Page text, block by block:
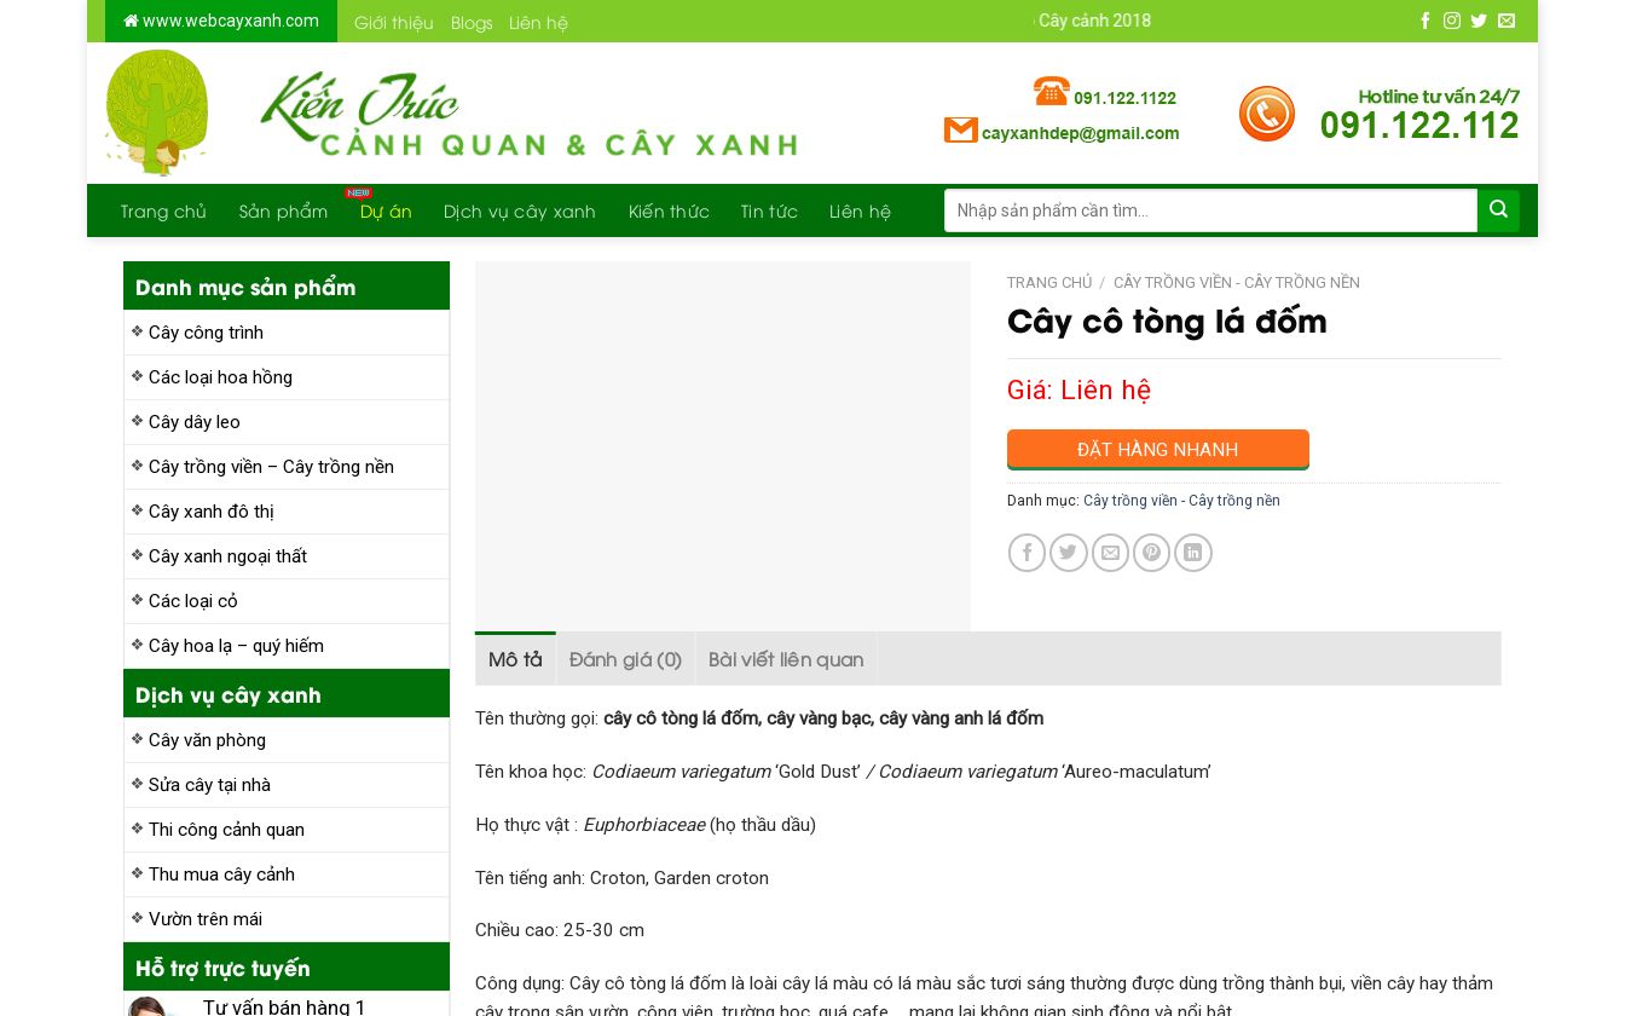
to
content
www.webcayxanh.com Giới thiệu Blogs Liên hệ Chào mừng bạn đến với mẫu web Cây cảnh 2018
Trang chủ Sản phẩm Dự án Dịch vụ cây xanh Kiến thức Tin tức Liên hệ
kiếm:
Danh mục sản phẩm
Cây công trình
Các loại hoa hồng
Cây dây leo
Cây trồng viền – Cây trồng nền
Cây xanh đô thị
Cây xanh ngoại thất
Các loại cỏ
Cây hoa lạ – quý hiếm
Dịch vụ cây xanh
Cây văn phòng
Sửa cây tại nhà
Thi công cảnh quan
Thu mua cây cảnh
Vườn trên mái
Hỗ trợ trực tuyến
Tư vấn bán hàng 1
TRANG CHỦ / CÂY TRỒNG VIỀN - CÂY TRỒNG NỀN
Cây cô tòng lá đốm
Giá: Liên hệ
ĐẶT HÀNG NHANH
Danh mục: Cây trồng viền - Cây trồng nền
Mô tả Đánh giá (0) Bài viết liên quan
Tên thường gọi: cây cô tòng lá đốm, cây vàng bạc, cây vàng anh lá đốm
Tên khoa học: Codiaeum variegatum‘Gold Dust’ / Codiaeum variegatum‘Aureo-maculatum’
Họ thực vật : Euphorbiaceae(họ thầu dầu)
Tên tiếng anh: Croton, Garden croton
Chiều cao: 25-30 cm
Công dụng: Cây cô tòng lá đốm là loài cây lá màu có lá màu sắc tươi sáng thường được dùng trồng thành bụi, viền cây hay thảm